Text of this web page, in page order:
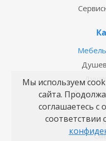
Мы используем
сайта.
соглашаетесь с
соответствии